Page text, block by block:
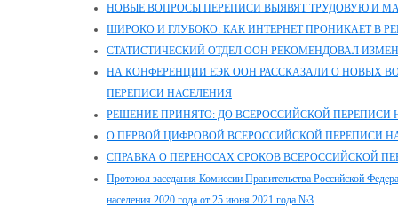
НОВЫЕ ВОПРОСЫ ПЕРЕПИСИ ВЫЯВЯТ ТРУДОВУЮ И
ШИРОКО И ГЛУБОКО: КАК ИНТЕРНЕТ ПРОНИКАЕТ В
СТАТИСТИЧЕСКИЙ ОТДЕЛ ООН РЕКОМЕНДОВАЛ
НА КОНФЕРЕНЦИИ ЕЭК ООН РАССКАЗАЛИ О НОВЫХ
ПЕРЕПИСИ НАСЕЛЕНИЯ
РЕШЕНИЕ ПРИНЯТО: ДО ВСЕРОССИЙСКОЙ ПЕРЕПИСИ
О ПЕРВОЙ ЦИФРОВОЙ ВСЕРОССИЙСКОЙ ПЕРЕПИСИ
СПРАВКА О ПЕРЕНОСАХ СРОКОВ ВСЕРОССИЙСКОЙ
Протокол заседания Комиссии Правительства Российской
населения 2020 года от 25 июня 2021 года №3